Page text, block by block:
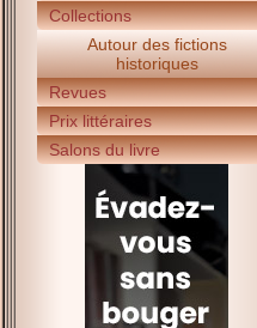
Collections
Autour des fictions
historiques
Revues
Prix littéraires
Salons du livre